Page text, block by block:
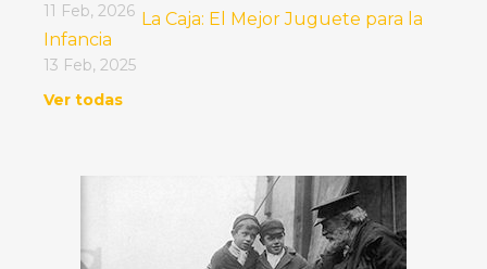
11 Feb, 2026 La Caja: El Mejor Juguete para la
Infancia
13 Feb, 2025
Ver todas